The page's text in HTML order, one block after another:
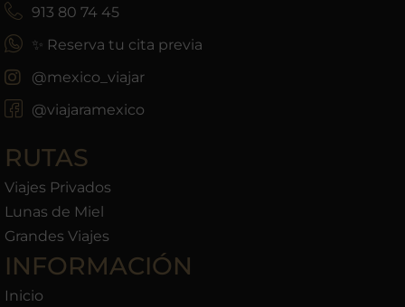
913 80 74 45
✨ Reserva tu cita previa
@mexico_viajar
@viajaramexico
RUTAS
Viajes Privados
Lunas de Miel
Grandes Viajes
INFORMACIÓN
Inicio